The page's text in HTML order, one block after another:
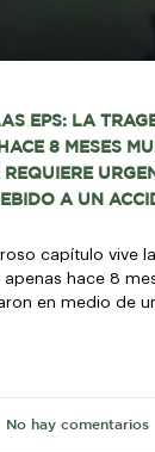
EPS: LA
8 MESES
A UN
capítulo vive
apenas hace 8
en medio de
No hay comentarios